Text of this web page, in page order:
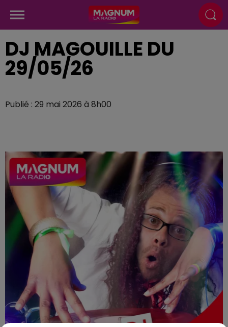
DJ MAGOUILLE DU
29/05/26
Publié : 29 mai 2026 à 8h00